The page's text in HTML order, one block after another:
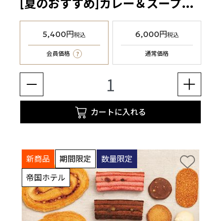
[夏のおすすめ]カレー＆スープ缶お試しセット
5,400円税込
会員価格 ?
6,000円税込
通常価格
カートに入れる
新商品 期間限定
数量限定
帝国ホテル